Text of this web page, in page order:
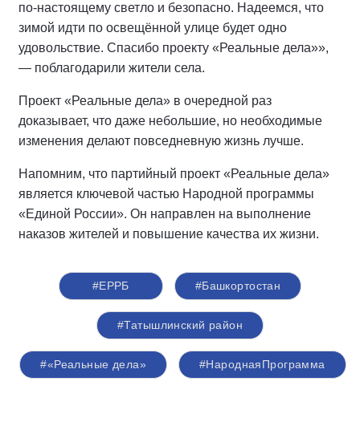
по-настоящему светло и безопасно. Надеемся, что
зимой идти по освещённой улице будет одно
удовольствие. Спасибо проекту «Реальные дела»»,
— поблагодарили жители села.
Проект «Реальные дела» в очередной раз
доказывает, что даже небольшие, но необходимые
изменения делают повседневную жизнь лучше.
Напомним, что партийный проект «Реальные дела»
является ключевой частью Народной программы
«Единой России». Он направлен на выполнение
наказов жителей и повышение качества их жизни.
#ЕРРБ #Башкортостан
#Татышлинский район
#«Реальные дела» #НароднаяПрограмма